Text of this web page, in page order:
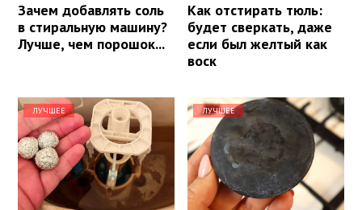
Зачем добавлять соль
в стиральную машину?
Лучше, чем порошок...
Как отстирать тюль:
будет сверкать, даже
если был желтый как
воск
ЛУЧШЕЕ ЛУЧШЕЕ